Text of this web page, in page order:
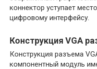
коннектор уступает
цифровому интерфейсу.
Конструкция VGA
Конструкция разъема
компонентный модуль